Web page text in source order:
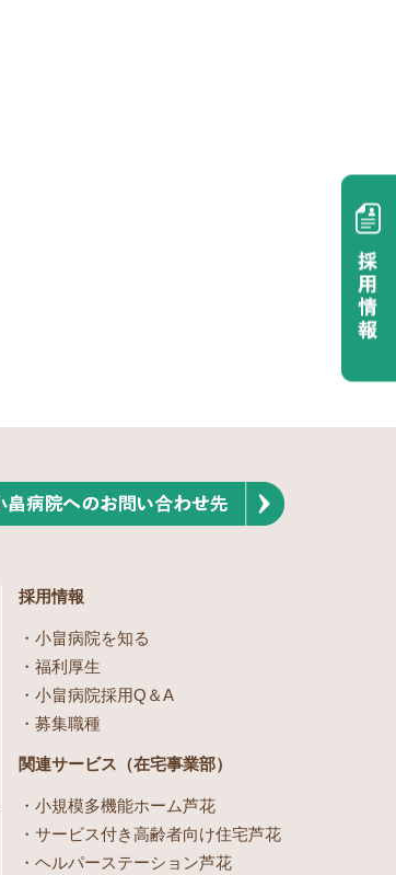
採用情報
小畠病院を知る
福利厚生
小畠病院採用Q＆A
募集職種
関連サービス（在宅事業部）
小規模多機能ホーム芦花
サービス付き高齢者向け住宅芦花
ヘルパーステーション芦花